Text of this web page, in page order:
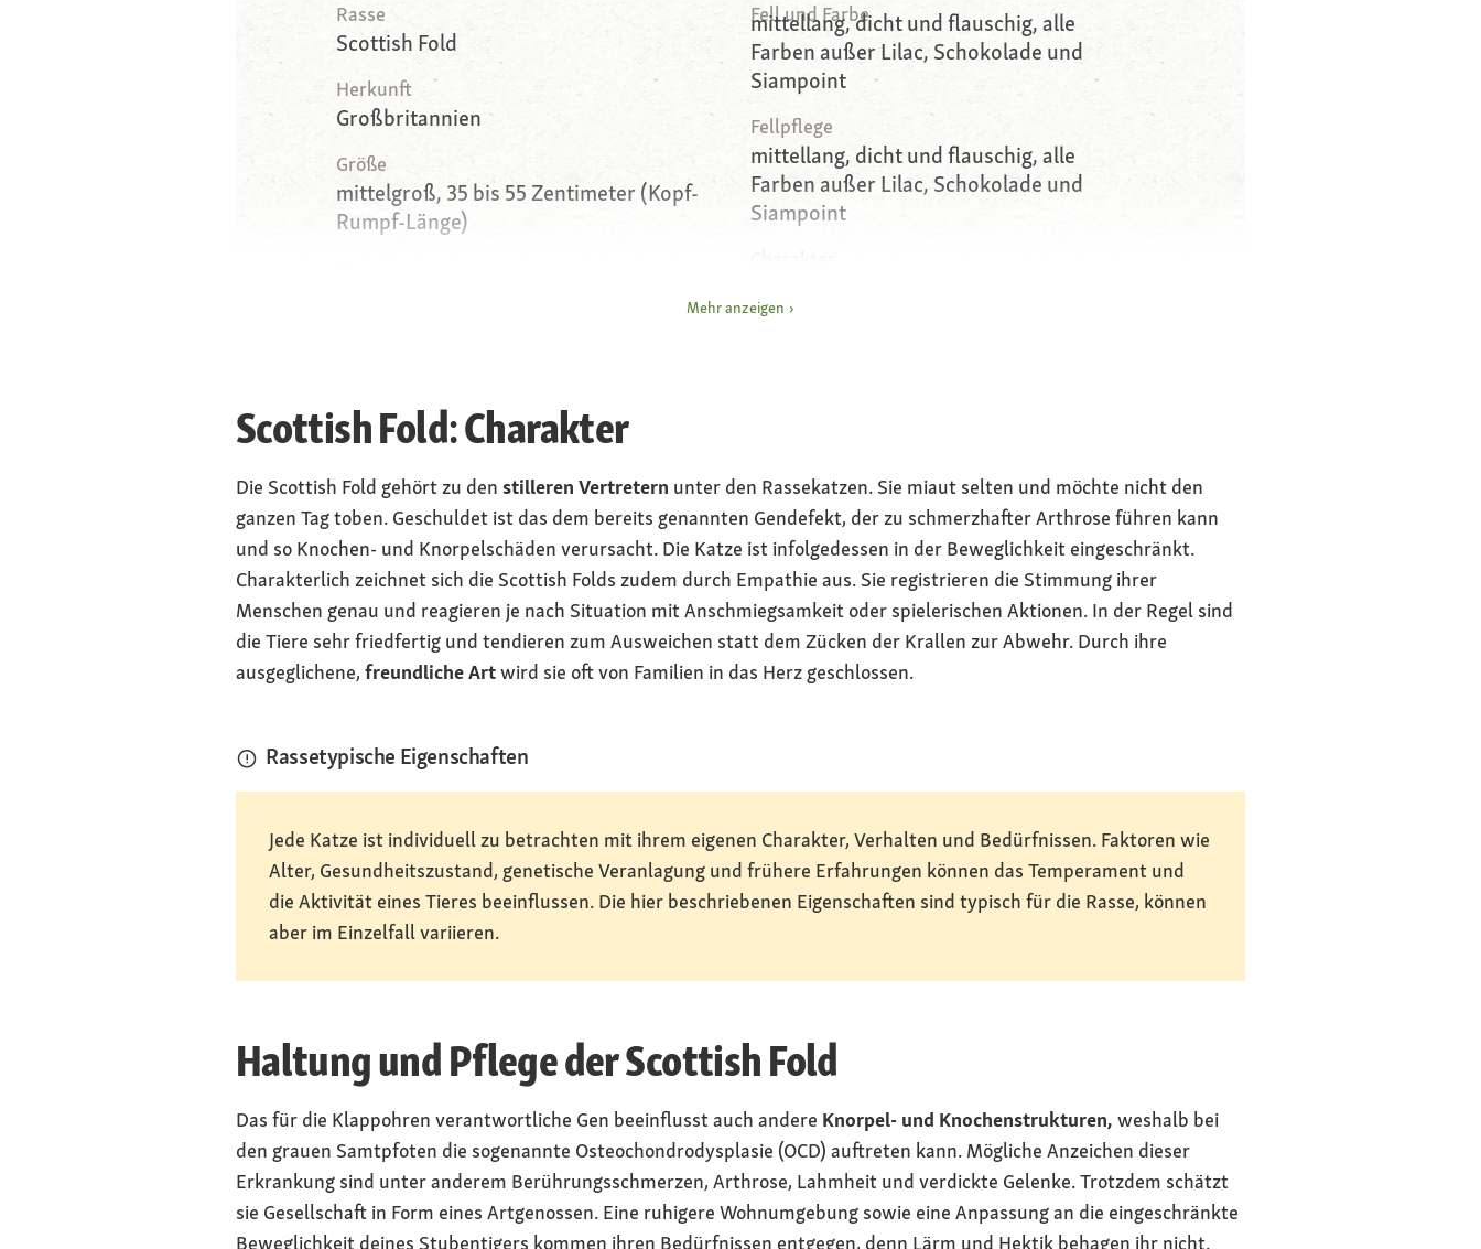
Rasse
Scottish Fold
Herkunft
Großbritannien
Größe
mittelgroß, 35 bis 55 Zentimeter (Kopf-
Rumpf-Länge)
runde Pfoten
Kopfform
rundlich mit breiter Nase und kräftigem
Kinn, „Kindchenschema“
Augen
alle Farben
Fell und Farbe
mittellang, dicht und flauschig, alle
Farben außer Lilac, Schokolade und
Siampoint
Fellpflege
mittellang, dicht und flauschig, alle
Farben außer Lilac, Schokolade und
Siampoint
und Knorpelschäden, wodurch diese
Rasse als Qualzucht definiert wird
Haltung
indoor, optional Freigang in gesichertem
Gelände oder unter Aufsicht
Mehr anzeigen
Scottish Fold: Charakter
Die Scottish Fold gehört zu den stilleren Vertretern unter den Rassekatzen. Sie miaut selten und möchte nicht den
ganzen Tag toben. Geschuldet ist das dem bereits genannten Gendefekt, der zu schmerzhafter Arthrose führen kann
und so Knochen- und Knorpelschäden verursacht. Die Katze ist infolgedessen in der Beweglichkeit eingeschränkt.
Charakterlich zeichnet sich die Scottish Folds zudem durch Empathie aus. Sie registrieren die Stimmung ihrer
Menschen genau und reagieren je nach Situation mit Anschmiegsamkeit oder spielerischen Aktionen. In der Regel sind
die Tiere sehr friedfertig und tendieren zum Ausweichen statt dem Zücken der Krallen zur Abwehr. Durch ihre
ausgeglichene, freundliche Artwird sie oft von Familien in das Herz geschlossen.
Rassetypische Eigenschaften
Jede Katze ist individuell zu betrachten mit ihrem eigenen Charakter, Verhalten und Bedürfnissen. Faktoren wie
Alter, Gesundheitszustand, genetische Veranlagung und frühere Erfahrungen können das Temperament und
die Aktivität eines Tieres beeinflussen. Die hier beschriebenen Eigenschaften sind typisch für die Rasse, können
aber im Einzelfall variieren.
Haltung und Pflege der Scottish Fold
Das für die Klappohren verantwortliche Gen beeinflusst auch andere Knorpel- und Knochenstrukturen, weshalb bei
den grauen Samtpfoten die sogenannte Osteochondrodysplasie (OCD) auftreten kann. Mögliche Anzeichen dieser
Erkrankung sind unter anderem Berührungsschmerzen, Arthrose, Lahmheit und verdickte Gelenke. Trotzdem schätzt
sie Gesellschaft in Form eines Artgenossen. Eine ruhigere Wohnumgebung sowie eine Anpassung an die eingeschränkte
Beweglichkeit deines Stubentigers kommen ihren Bedürfnissen entgegen, denn Lärm und Hektik behagen ihr nicht.